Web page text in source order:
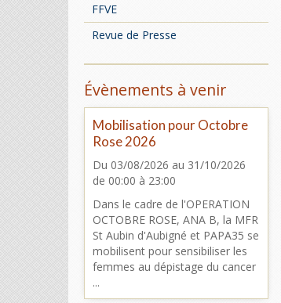
FFVE
Revue de Presse
Évènements à venir
Mobilisation pour Octobre
Rose 2026
Du 03/08/2026 au 31/10/2026
de 00:00 à 23:00
Dans le cadre de l'OPERATION
OCTOBRE ROSE, ANA B, la MFR
St Aubin d'Aubigné et PAPA35 se
mobilisent pour sensibiliser les
femmes au dépistage du cancer
...